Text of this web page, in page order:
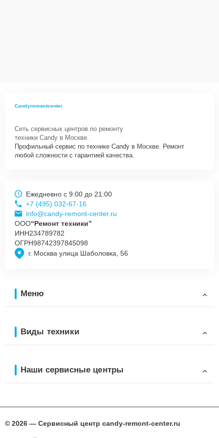
Candyremontcenter
Сеть сервисных центров по ремонту
техники Candy в Москве.
Профильный сервис по технике Candy в Москве. Ремонт
любой сложности с гарантией качества.
г. Москва улица Шаболовка, 56
Ежедневно с 9:00 до 21:00
+7 (495) 032-67-16
info@candy-remont-center.ru
ООО“Ремонт техники”
ИНН234789782
ОГРН98742397845098
Меню
Виды техники
Наши сервисные центры
© 2026 — Сервисный центр candy-remont-center.ru